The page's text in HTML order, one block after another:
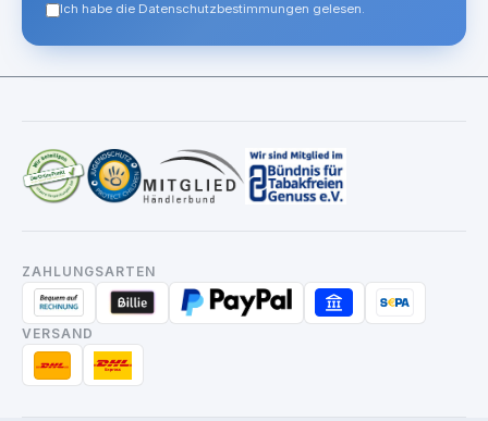
Ich habe die Datenschutzbestimmungen gelesen.
ZAHLUNGSARTEN
VERSAND